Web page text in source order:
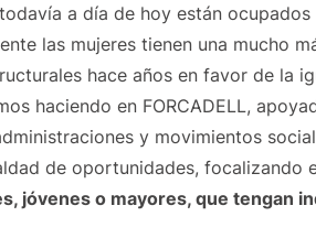
a día de hoy están
las mujeres tienen una mucho
hace años en favor de la
haciendo en FORCADELL,
y movimientos
de oportunidades, focalizando
jóvenes o mayores, que tengan